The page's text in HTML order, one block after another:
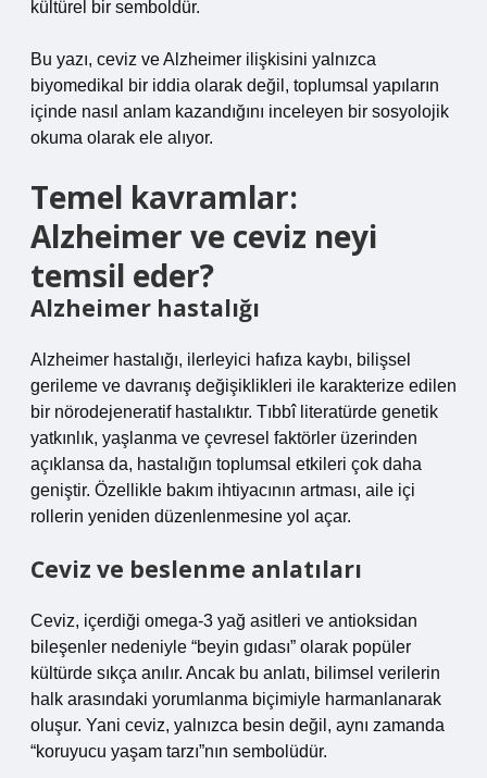
kültürel bir semboldür.
Bu yazı, ceviz ve Alzheimer ilişkisini yalnızca
biyomedikal bir iddia olarak değil, toplumsal yapıların
içinde nasıl anlam kazandığını inceleyen bir sosyolojik
okuma olarak ele alıyor.
Temel kavramlar:
Alzheimer ve ceviz neyi
temsil eder?
Alzheimer hastalığı
Alzheimer hastalığı, ilerleyici hafıza kaybı, bilişsel
gerileme ve davranış değişiklikleri ile karakterize edilen
bir nörodejeneratif hastalıktır. Tıbbî literatürde genetik
yatkınlık, yaşlanma ve çevresel faktörler üzerinden
açıklansa da, hastalığın toplumsal etkileri çok daha
geniştir. Özellikle bakım ihtiyacının artması, aile içi
rollerin yeniden düzenlenmesine yol açar.
Ceviz ve beslenme anlatıları
Ceviz, içerdiği omega-3 yağ asitleri ve antioksidan
bileşenler nedeniyle “beyin gıdası” olarak popüler
kültürde sıkça anılır. Ancak bu anlatı, bilimsel verilerin
halk arasındaki yorumlanma biçimiyle harmanlanarak
oluşur. Yani ceviz, yalnızca besin değil, aynı zamanda
“koruyucu yaşam tarzı”nın sembolüdür.